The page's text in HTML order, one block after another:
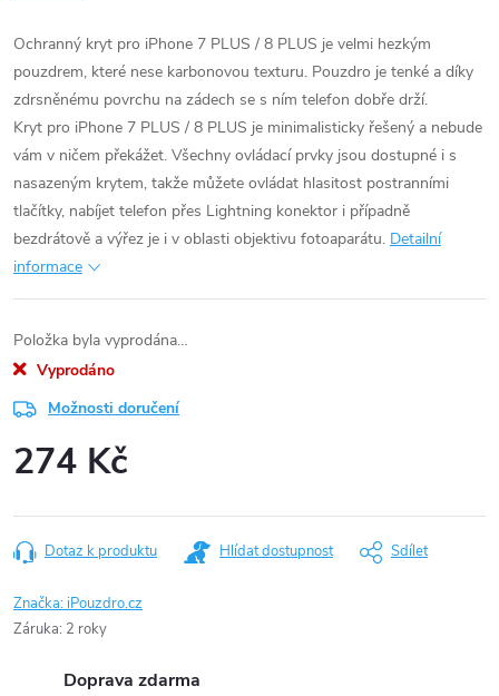
Ochranný kryt pro iPhone 7 PLUS / 8 PLUS je velmi hezkým
pouzdrem, které nese karbonovou texturu. Pouzdro je tenké a díky
zdrsněnému povrchu na zádech se s ním telefon dobře drží.
Kryt pro iPhone 7 PLUS / 8 PLUS je minimalisticky řešený a nebude
vám v ničem překážet. Všechny ovládací prvky jsou dostupné i s
nasazeným krytem, takže můžete ovládat hlasitost postranními
tlačítky, nabíjet telefon přes Lightning konektor i případně
bezdrátově a výřez je i v oblasti objektivu fotoaparátu. Detailní
informace
Položka byla vyprodána…
Vyprodáno
Možnosti doručení
274 Kč
cena:
Dotaz k produktu Hlídat dostupnost Sdílet
Značka:iPouzdro.cz
Záruka: 2 roky
Doprava zdarma